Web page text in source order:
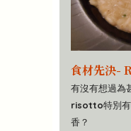
食材先決-
有沒有想過為
risotto特別有
香？